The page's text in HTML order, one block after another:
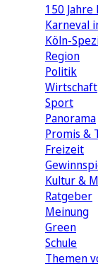
150
Karneval
Köln-
Region
Politik
Wirtschaft
Sport
Panorama
Promis &
Freizeit
Kultur &
Ratgeber
Meinung
Green
Schule
Themen